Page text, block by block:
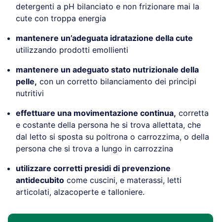
detergenti a pH bilanciato e non frizionare mai la
cute con troppa energia
mantenere un’adeguata idratazione della cute
utilizzando prodotti emollienti
mantenere un adeguato stato nutrizionale della
pelle, con un corretto bilanciamento dei principi
nutritivi
effettuare una movimentazione continua, corretta
e costante della persona he si trova allettata, che
dal letto si sposta su poltrona o carrozzima, o della
persona che si trova a lungo in carrozzina
utilizzare corretti presidi di prevenzione
antidecubito come cuscini, e materassi, letti
articolati, alzacoperte e talloniere.